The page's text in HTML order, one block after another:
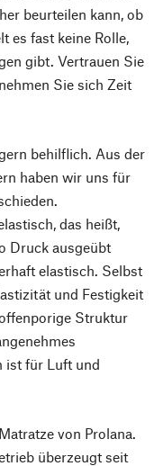
beurteilen kann, ob
es fast keine Rolle,
gibt. Vertrauen Sie
Sie sich Zeit
behilflich. Aus der
haben wir uns für
das heißt,
Druck ausgeübt
elastisch. Selbst
und Festigkeit
Struktur
ist für Luft und
von Prolana.
überzeugt seit